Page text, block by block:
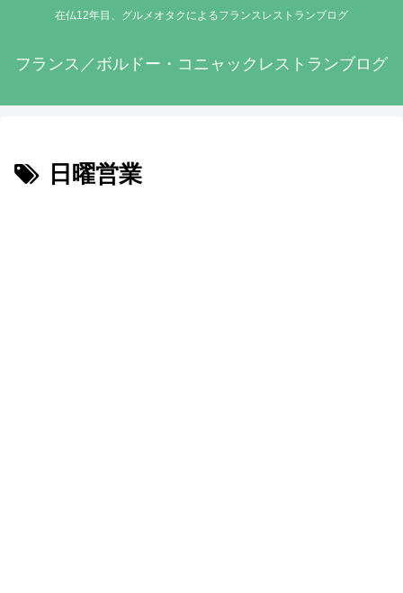
在仏12年目、グルメオタクによるフランスレストランブログ
フランス／ボルドー・コニャックレストランブログ
日曜営業